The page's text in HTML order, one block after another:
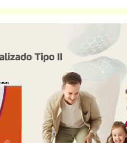
tiocol+asoc.
productos de
Laboratorio Millet